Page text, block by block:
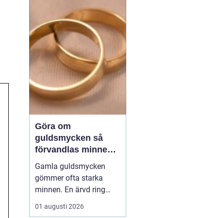
håll och med vilket tryck.
Utan rätt ventiler blir
även den m...
Göra om
guldsmycken så
förvandlas minnen
till nya favoriter
Gamla guldsmycken
gömmer ofta starka
minnen. En ärvd ring
som inte passar, ett
armband som gått
01 augusti 2026